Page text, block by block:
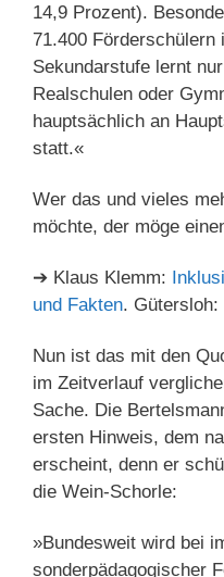
14,9 Prozent).
71.400 Förderschülern
Sekundarstufe lernt
Realschulen oder
hauptsächlich an
statt.«
Wer das und vieles
möchte, der möge
➔ Klaus Klemm:
und Fakten. Gütersloh:
Nun ist das mit den
im Zeitverlauf
Sache. Die
ersten Hinweis, dem
erscheint, denn er
die Wein-Schorle:
»Bundesweit wird bei
sonderpädagogischer